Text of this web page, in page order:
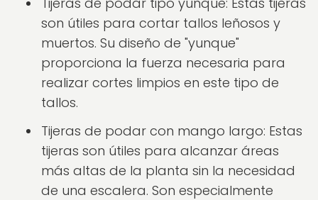
son útiles para cortar tallos leñosos y
muertos. Su diseño de "yunque"
proporciona la fuerza necesaria para
realizar cortes limpios en este tipo de
tallos.
Tijeras de podar con mango largo: Estas
tijeras son útiles para alcanzar áreas
más altas de la planta sin la necesidad
de una escalera. Son especialmente